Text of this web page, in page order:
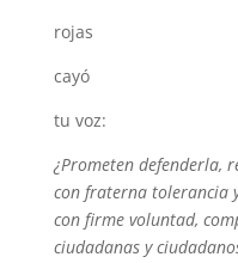
rojas
cayó
tu voz:
¿Prometen defenderla,
con fraterna tolerancia
con firme voluntad,
ciudadanas y